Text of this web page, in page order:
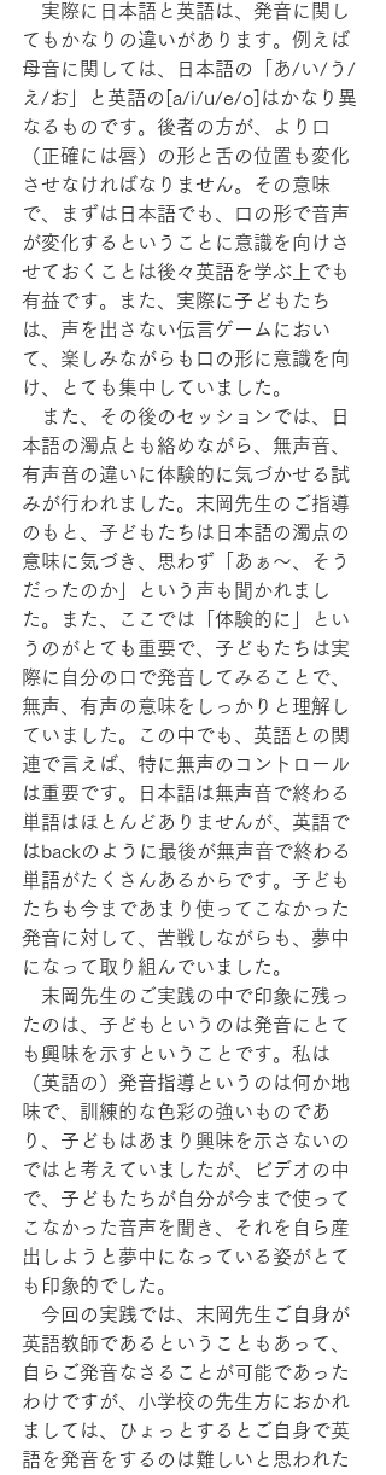
実際に日本語と英語は、発音に関し
てもかなりの違いがあります。例えば
母音に関しては、日本語の「あ/い/う/
え/お」と英語の[a/i/u/e/o]はかなり異
なるものです。後者の方が、より口
（正確には唇）の形と舌の位置も変化
させなければなりません。その意味
で、まずは日本語でも、口の形で音声
が変化するということに意識を向けさ
せておくことは後々英語を学ぶ上でも
有益です。また、実際に子どもたち
は、声を出さない伝言ゲームにおい
て、楽しみながらも口の形に意識を向
け、とても集中していました。
また、その後のセッションでは、日
本語の濁点とも絡めながら、無声音、
有声音の違いに体験的に気づかせる試
みが行われました。末岡先生のご指導
のもと、子どもたちは日本語の濁点の
意味に気づき、思わず「あぁ～、そう
だったのか」という声も聞かれまし
た。また、ここでは「体験的に」とい
うのがとても重要で、子どもたちは実
際に自分の口で発音してみることで、
無声、有声の意味をしっかりと理解し
ていました。この中でも、英語との関
連で言えば、特に無声のコントロール
は重要です。日本語は無声音で終わる
単語はほとんどありませんが、英語で
はbackのように最後が無声音で終わる
単語がたくさんあるからです。子ども
たちも今まであまり使ってこなかった
発音に対して、苦戦しながらも、夢中
になって取り組んでいました。
末岡先生のご実践の中で印象に残っ
たのは、子どもというのは発音にとて
も興味を示すということです。私は
（英語の）発音指導というのは何か地
味で、訓練的な色彩の強いものであ
り、子どもはあまり興味を示さないの
ではと考えていましたが、ビデオの中
で、子どもたちが自分が今まで使って
こなかった音声を聞き、それを自ら産
出しようと夢中になっている姿がとて
も印象的でした。
今回の実践では、末岡先生ご自身が
英語教師であるということもあって、
自らご発音なさることが可能であった
わけですが、小学校の先生方におかれ
ましては、ひょっとするとご自身で英
語を発音をするのは難しいと思われた